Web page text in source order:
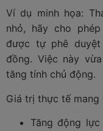
Ví dụ minh họa:
nhỏ, hãy cho
được tự phê
đồng. Việc này
tăng tính chủ động.
Giá trị thực tế mang
Tăng động